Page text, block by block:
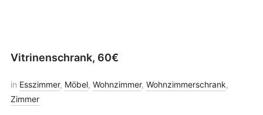
Vitrinenschrank, 60€
in Esszimmer, Möbel, Wohnzimmer, Wohnzimmerschrank,
Zimmer